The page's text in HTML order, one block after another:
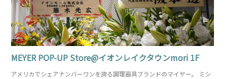
MEYER POP-UP Store@イオンレイクタウンmori 1F
アメリカでシェアナンバーワンを誇る調理器具ブランドのマイヤー。 ミシ